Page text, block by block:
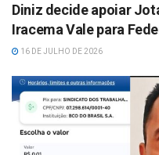
Diniz decide apoiar
Iracema Vale para
16 DE JULHO DE 2026